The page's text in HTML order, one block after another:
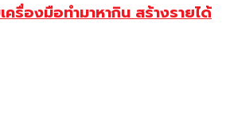
รื่องมือทำมาหากิน สร้างรายได้